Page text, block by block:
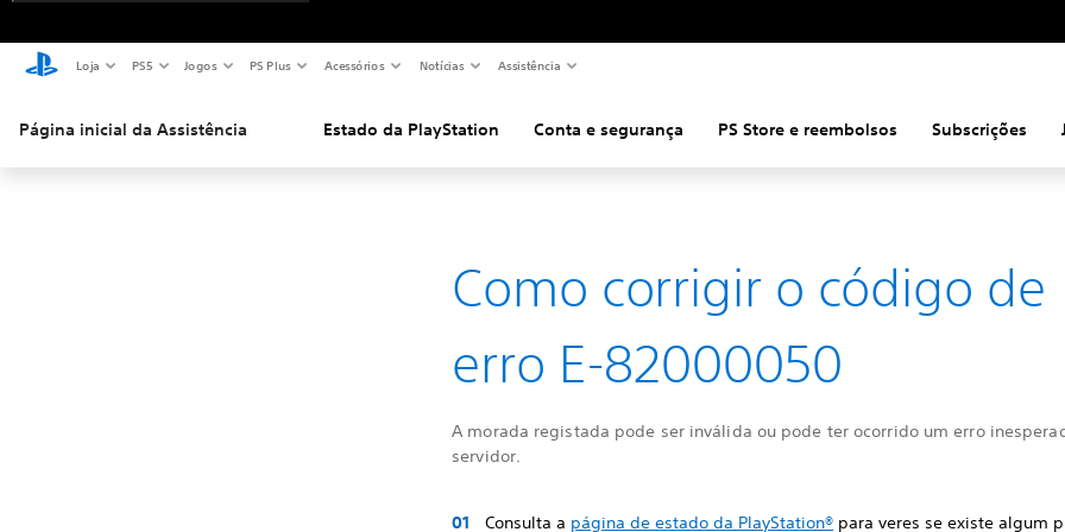
Loja PS5 Jogos PS Plus Acessórios Notícias Assistência
Página inicial da Assistência Estado da PlayStation Conta e segurança PS Store e reembolsos Subscrições
Como corrigir o código de
erro E-82000050
A morada registada pode ser inválida ou pode ter ocorrido um erro
servidor.
Consulta a página de estado da PlayStation® para veres se existe algum